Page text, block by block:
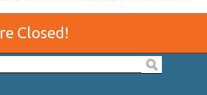
Closed!